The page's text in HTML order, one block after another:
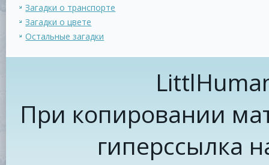
Загадки о транспорте
Загадки о цвете
Остальные загадки
При копировании
гиперссылка